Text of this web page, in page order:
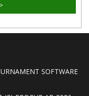
SOFTWARE